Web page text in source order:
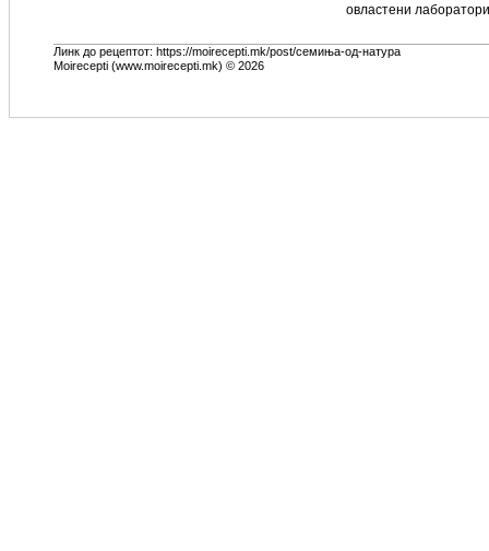
овластени
Линк до рецептот: https://moirecepti.mk/post/семиња-од-натура
Moirecepti (www.moirecepti.mk) © 2026